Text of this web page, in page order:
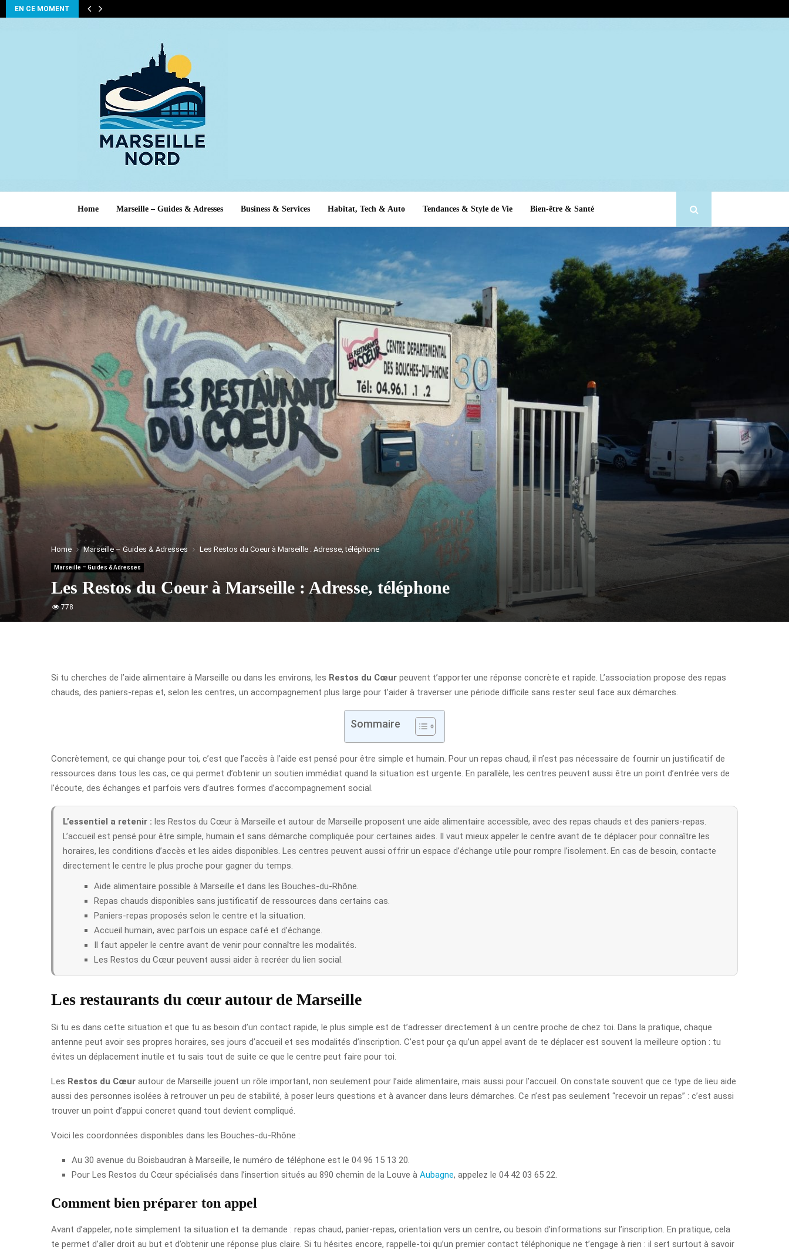
EN CE MOMENT
Home Marseille – Guides & Adresses Business & Services Habitat, Tech & Auto Tendances & Style de Vie Bien-être & Santé
Home Marseille – Guides & Adresses Les Restos du Coeur à Marseille : Adresse, téléphone
Marseille – Guides & Adresses
Les Restos du Coeur à Marseille : Adresse, téléphone
778
Si tu cherches de l’aide alimentaire à Marseille ou dans les environs, les Restos du Cœur peuvent t’apporter une réponse concrète et rapide. L’association propose des repas
chauds, des paniers-repas et, selon les centres, un accompagnement plus large pour t’aider à traverser une période difficile sans rester seul face aux démarches.
Sommaire
Concrètement, ce qui change pour toi, c’est que l’accès à l’aide est pensé pour être simple et humain. Pour un repas chaud, il n’est pas nécessaire de fournir un justificatif de
ressources dans tous les cas, ce qui permet d’obtenir un soutien immédiat quand la situation est urgente. En parallèle, les centres peuvent aussi être un point d’entrée vers de
l’écoute, des échanges et parfois vers d’autres formes d’accompagnement social.
L’essentiel a retenir : les Restos du Cœur à Marseille et autour de Marseille proposent une aide alimentaire accessible, avec des repas chauds et des paniers-repas.
L’accueil est pensé pour être simple, humain et sans démarche compliquée pour certaines aides. Il vaut mieux appeler le centre avant de te déplacer pour connaître les
horaires, les conditions d’accès et les aides disponibles. Les centres peuvent aussi offrir un espace d’échange utile pour rompre l’isolement. En cas de besoin, contacte
directement le centre le plus proche pour gagner du temps.
Aide alimentaire possible à Marseille et dans les Bouches-du-Rhône.
Repas chauds disponibles sans justificatif de ressources dans certains cas.
Paniers-repas proposés selon le centre et la situation.
Accueil humain, avec parfois un espace café et d’échange.
Il faut appeler le centre avant de venir pour connaître les modalités.
Les Restos du Cœur peuvent aussi aider à recréer du lien social.
Les restaurants du cœur autour de Marseille
Si tu es dans cette situation et que tu as besoin d’un contact rapide, le plus simple est de t’adresser directement à un centre proche de chez toi. Dans la pratique, chaque
antenne peut avoir ses propres horaires, ses jours d’accueil et ses modalités d’inscription. C’est pour ça qu’un appel avant de te déplacer est souvent la meilleure option : tu
évites un déplacement inutile et tu sais tout de suite ce que le centre peut faire pour toi.
Les Restos du Cœur autour de Marseille jouent un rôle important, non seulement pour l’aide alimentaire, mais aussi pour l’accueil. On constate souvent que ce type de lieu aide
aussi des personnes isolées à retrouver un peu de stabilité, à poser leurs questions et à avancer dans leurs démarches. Ce n’est pas seulement “recevoir un repas” : c’est aussi
trouver un point d’appui concret quand tout devient compliqué.
Voici les coordonnées disponibles dans les Bouches-du-Rhône :
Au 30 avenue du Boisbaudran à Marseille, le numéro de téléphone est le 04 96 15 13 20.
Pour Les Restos du Cœur spécialisés dans l’insertion situés au 890 chemin de la Louve à Aubagne, appelez le 04 42 03 65 22.
Comment bien préparer ton appel
Avant d’appeler, note simplement ta situation et ta demande : repas chaud, panier-repas, orientation vers un centre, ou besoin d’informations sur l’inscription. En pratique, cela
te permet d’aller droit au but et d’obtenir une réponse plus claire. Si tu hésites encore, rappelle-toi qu’un premier contact téléphonique ne t’engage à rien : il sert surtout à savoir